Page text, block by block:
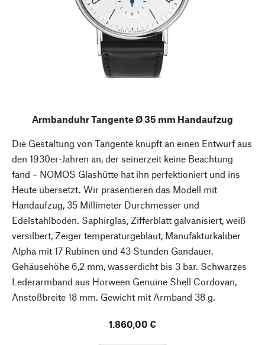
Armbanduhr Tangente Ø 35 mm Handaufzug
Die Gestaltung von Tangente knüpft an einen Entwurf aus
den 1930er-Jahren an, der seinerzeit keine Beachtung
fand – NOMOS Glashütte hat ihn perfektioniert und ins
Heute übersetzt. Wir präsentieren das Modell mit
Handaufzug, 35 Millimeter Durchmesser und
Edelstahlboden. Saphirglas, Zifferblatt galvanisiert, weiß
versilbert, Zeiger temperaturgebläut, Manufakturkaliber
Alpha mit 17 Rubinen und 43 Stunden Gandauer.
Gehäusehöhe 6,2 mm, wasserdicht bis 3 bar. Schwarzes
Lederarmband aus Horween Genuine Shell Cordovan,
Anstoßbreite 18 mm. Gewicht mit Armband 38 g.
1.860,00 €